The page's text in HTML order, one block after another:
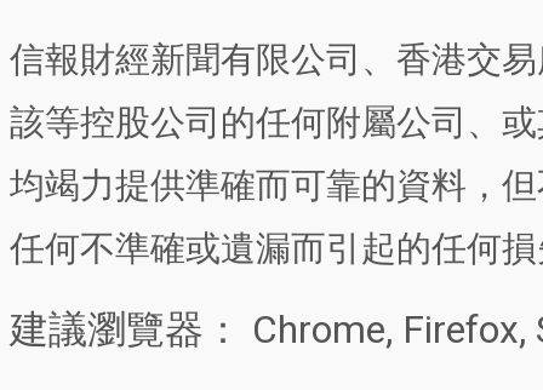
信報財經新聞有限公司、香港交
該等控股公司的任何附屬公司、
均竭力提供準確而可靠的資料，
任何不準確或遺漏而引起的任何
建議瀏覽器： Chrome, Firefox,